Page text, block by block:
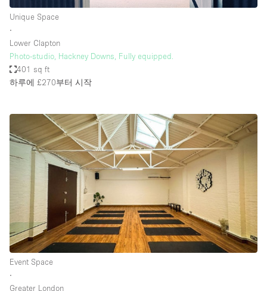
Unique Space
∙
Lower Clapton
Photo-studio, Hackney Downs, Fully equipped.
401 sq ft
하루에 £270부터 시작
Event Space
∙
Greater London